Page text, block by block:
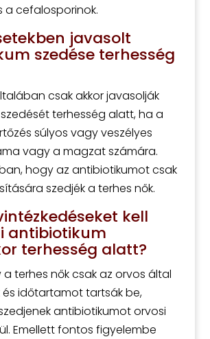
a cefalosporinok.
javasolt
szedése terhesség
csak akkor javasolják
terhesség alatt, ha a
súlyos vagy veszélyes
vagy a magzat számára.
hogy az antibiotikumot csak
szedjék a terhes nők.
kell
antibiotikum
terhesség alatt?
terhes nők csak az orvos által
időtartamot tartsák be,
antibiotikumot orvosi
Emellett fontos figyelembe